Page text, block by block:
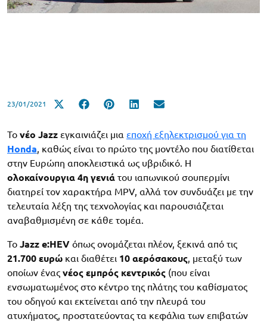
23/01/2021
Το νέο Jazz εγκαινιάζει μια εποχή εξηλεκτρισμού για τη
Honda, καθώς είναι το πρώτο της μοντέλο που διατίθεται
στην Ευρώπη αποκλειστικά ως υβριδικό. Η
ολοκαίνουργια 4η γενιά του ιαπωνικού σουπερμίνι
διατηρεί τον χαρακτήρα MPV, αλλά τον συνδυάζει με την
τελευταία λέξη της τεχνολογίας και παρουσιάζεται
αναβαθμισμένη σε κάθε τομέα.
Το Jazz e:HEV όπως ονομάζεται πλέον, ξεκινά από τις
21.700 ευρώ και διαθέτει 10 αερόσακους, μεταξύ των
οποίων ένας νέος εμπρός κεντρικός (που είναι
ενσωματωμένος στο κέντρο της πλάτης του καθίσματος
του οδηγού και εκτείνεται από την πλευρά του
ατυχήματος, προστατεύοντας τα κεφάλια των επιβατών